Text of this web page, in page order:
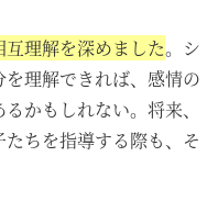
互理解を深めました。シ
理解できれば、感情の
かもしれない。将来、
ちを指導する際も、そ